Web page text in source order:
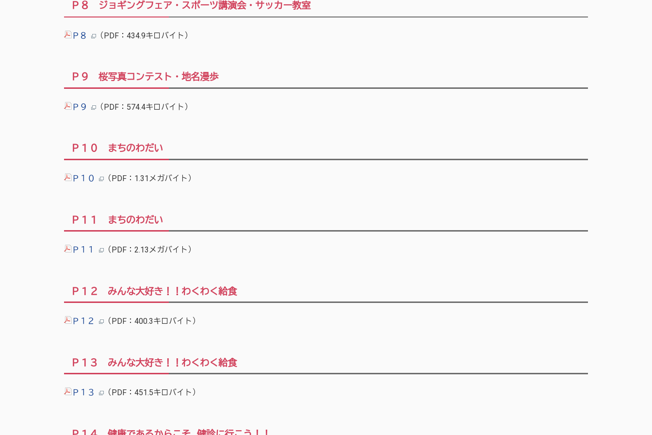
Ｐ８ ジョギングフェア・スポーツ講演会・サッカー教室
Ｐ８ （PDF：434.9キロバイト）
Ｐ９ 桜写真コンテスト・地名漫歩
Ｐ９ （PDF：574.4キロバイト）
Ｐ１０ まちのわだい
Ｐ１０ （PDF：1.31メガバイト）
Ｐ１１ まちのわだい
Ｐ１１ （PDF：2.13メガバイト）
Ｐ１２ みんな大好き！！わくわく給食
Ｐ１２ （PDF：400.3キロバイト）
Ｐ１３ みんな大好き！！わくわく給食
Ｐ１３ （PDF：451.5キロバイト）